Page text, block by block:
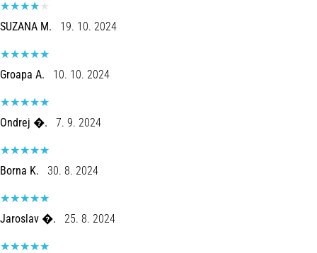
um
problema
saúde
comum
que…
Mostrar
todos
artigos
SUZANA M. 19. 10. 2024
Groapa A. 10. 10. 2024
Ondrej �. 7. 9. 2024
Borna K. 30. 8. 2024
Jaroslav �. 25. 8. 2024